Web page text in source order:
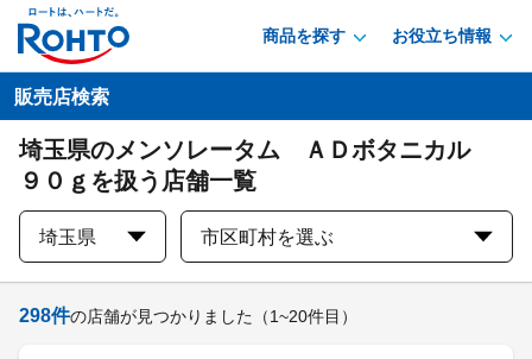
商品を探す お役立ち情報
販売店検索
埼玉県のメンソレータム ＡＤボタニカル
９０ｇを扱う店舗一覧
埼玉県 市区町村を選ぶ
298件の店舗が見つかりました （1~20件目）